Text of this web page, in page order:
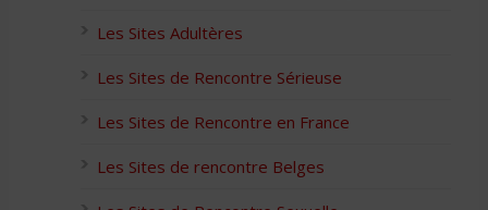
Les Sites Adultères
Les Sites de Rencontre Sérieuse
Les Sites de Rencontre en France
Les Sites de rencontre Belges